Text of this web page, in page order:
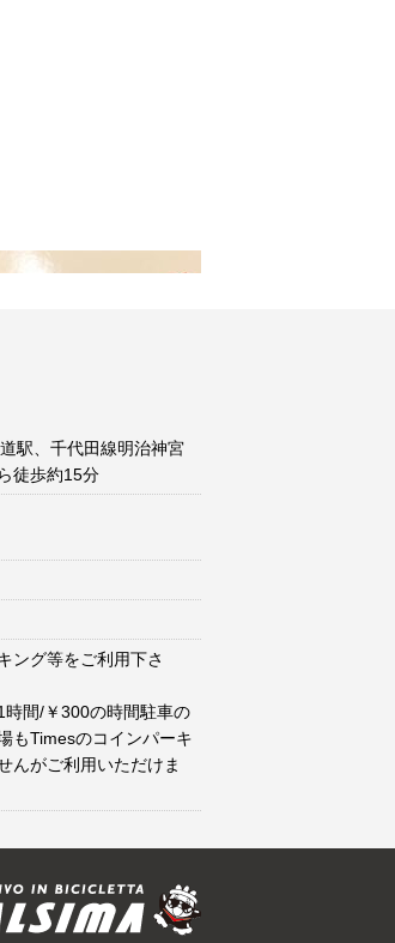
駅、千代田線明治神宮
徒歩約15分
ング等をご利用下さ
間/￥300の時間駐車の
もTimesのコインパーキ
んがご利用いただけま